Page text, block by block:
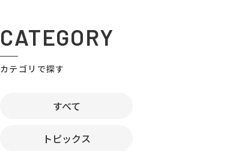
CATEGORY
カテゴリで探す
すべて
トピックス